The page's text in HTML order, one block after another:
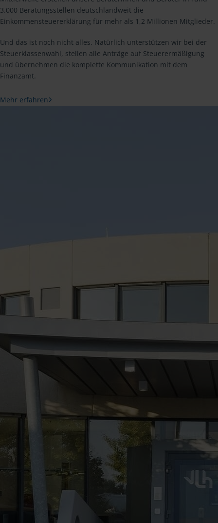
3.000 Beratungsstellen deutschlandweit die
Einkommensteuererklärung für mehr als 1,2 Millionen Mitglieder.
Und das ist noch nicht alles. Natürlich unterstützen wir bei der
Steuerklassenwahl, stellen alle Anträge auf Steuerermäßigung
und übernehmen die komplette Kommunikation mit dem
Finanzamt.
Mehr erfahren